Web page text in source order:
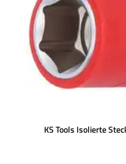
KS Tools Isolierte